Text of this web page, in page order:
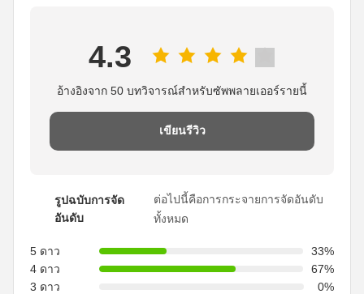
4.3
อ้างอิงจาก 50 บทวิจารณ์สำหรับซัพพลายเออร์รายนี้
เขียนรีวิว
รูปฉบับการจัด
อันดับ
ต่อไปนี้คือการกระจายการจัดอันดับ
ทั้งหมด
5 ดาว
33%
4 ดาว
67%
3 ดาว
0%